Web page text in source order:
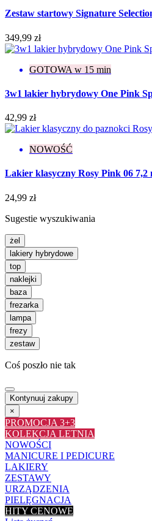
Zestaw startowy Signature
349,99 zł
GOTOWA w 15 min
3w1 lakier hybrydowy One Pink
42,99 zł
NOWOŚĆ
Lakier klasyczny Rosy Pink 06 7,2
24,99 zł
Sugestie wyszukiwania
żel
lakiery hybrydowe
top
naklejki
baza
frezarka
lampa
frezy
zestaw
Coś poszło nie tak
Kontynuuj zakupy
×
PROMOCJA 3+3
KOLEKCJA LETNIA
NOWOŚCI
MANICURE I PEDICURE
LAKIERY
ZESTAWY
URZĄDZENIA
PIELĘGNACJA
HITY CENOWE